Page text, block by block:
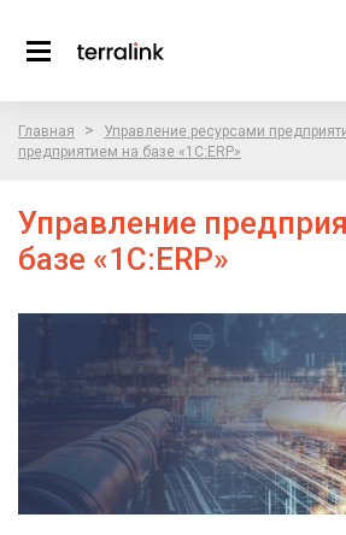
Главная > Управление ресурсами
предприятием на базе «1С:ERP»
Управление
базе «1С:ERP»